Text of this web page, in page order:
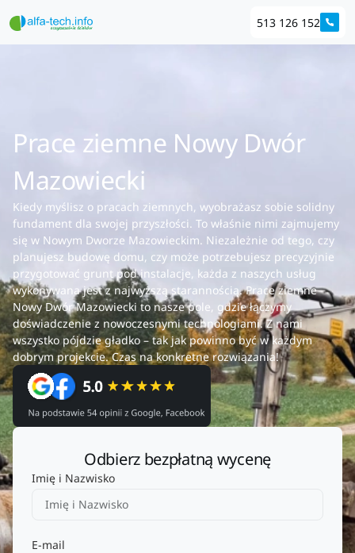
513 126 152
Prace ziemne Nowy Dwór
Mazowiecki
Kiedy myślisz o pracach ziemnych, wyobrażasz sobie solidny
fundament dla swojej przyszłości. To właśnie nimi zajmujemy
się w Nowym Dworze Mazowieckim. Niezależnie od tego, czy
planujesz budowę domu, czy może potrzebujesz precyzyjnie
przygotować grunt pod instalacje, każda z naszych usług
wykonywana jest z najwyższą starannością. Prace ziemne
Nowy Dwór Mazowiecki to nasze pole, gdzie łączymy
doświadczenie z nowoczesnymi technologiami. Z nami
wszystko pójdzie gładko – tak jak powinno być w każdym
dobrym projekcie. Czas na konkretne rozwiązania!
Odbierz bezpłatną wycenę
Imię i Nazwisko
E-mail